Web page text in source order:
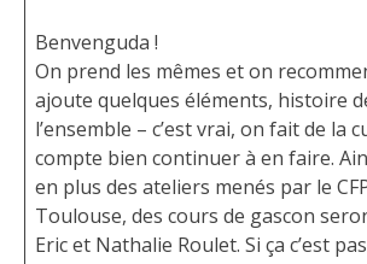
Benvenguda !
On prend les mêmes et on
ajoute quelques éléments, histoire
l’ensemble – c’est vrai, on fait de la
compte bien continuer à en faire.
en plus des ateliers menés par le
Toulouse, des cours de gascon
Eric et Nathalie Roulet. Si ça c’est